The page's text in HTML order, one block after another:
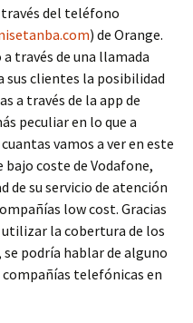
del teléfono
) de Orange.
través de una llamada
sus clientes la posibilidad
a través de la app de
peculiar en lo que a
vamos a ver en este
coste de Vodafone,
de su servicio de atención
low cost. Gracias
la cobertura de los
podría hablar de alguno
compañías telefónicas en